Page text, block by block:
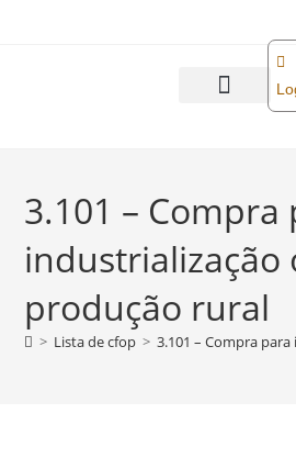
3.101 – Compra
industrialização
produção rural
> Lista de cfop > 3.101 – Compra